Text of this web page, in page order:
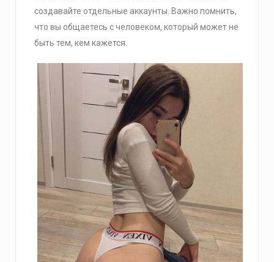
создавайте отдельные аккаунты. Важно помнить,
что вы общаетесь с человеком, который может не
быть тем, кем кажется.